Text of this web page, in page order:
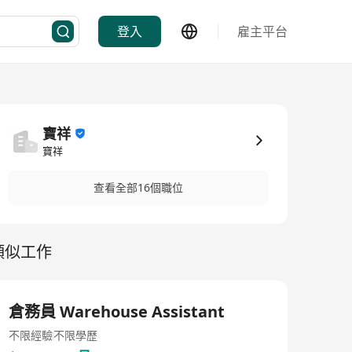
登入 雇主平台
寶祥
寶祥
查看全部16個職位
似工作
倉務員 Warehouse Assistant
不限經驗不限學歷